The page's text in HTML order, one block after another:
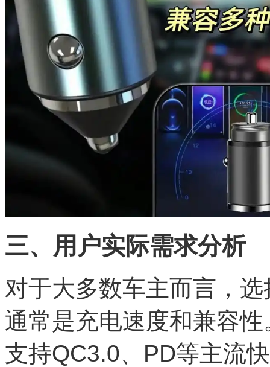
三、用户实际需求分析
对于大多数车主而言，
通常是充电速度和兼容
支持QC3.0、PD等主流